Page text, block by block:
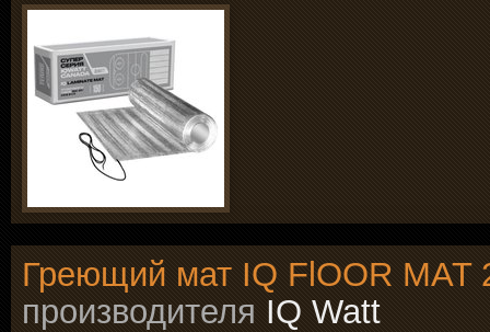
Греющий мат IQ FlOOR MAT
производителя IQ Watt